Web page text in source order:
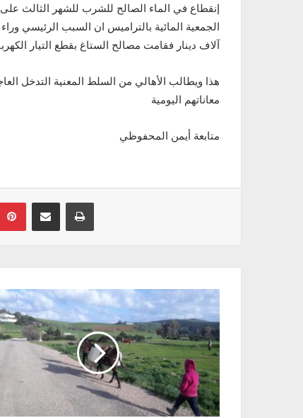
إنقطاع في الماء الصالح للشرب للشهر الثالث
آلاف دينار فقامت مصالح الستاغ بقطع التيار
هذا ويطالب الأهالي من السلط المعنية التدخل
معاناتهم اليومية
متابعة أيمن المحفوظي
Pinterest Partager par email Imprimer